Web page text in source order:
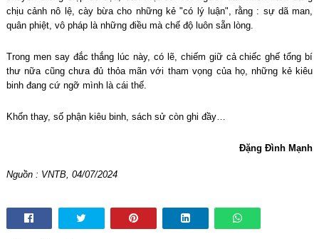
chịu cảnh nô lệ, cày bừa cho những kẻ "có lý luận", rằng : sự dã man,
quân phiệt, vô pháp là những điều mà chế độ luôn sẵn lòng.
Trong men say đắc thắng lúc này, có lẽ, chiếm giữ cả chiếc ghế tổng bí
thư nữa cũng chưa đủ thỏa mãn với tham vọng của họ, những kẻ kiêu
binh đang cứ ngỡ mình là cái thế.
Khốn thay, số phận kiêu binh, sách sử còn ghi đầy…
Đặng Đình Mạnh
Nguồn : VNTB, 04/07/2024